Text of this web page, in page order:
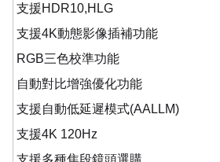
支援HDR10,HLG
支援4K動態影像插補功能
RGB三色校準功能
自動對比增強優化功能
支援自動低延遲模式(AALLM)
支援4K 120Hz
支援多種焦段鏡頭選購